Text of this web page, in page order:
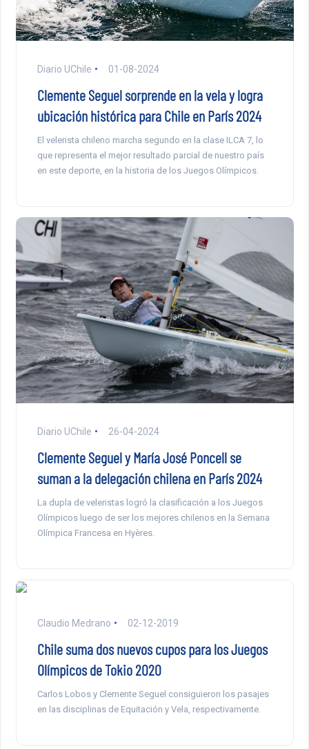
Diario UChile 01-08-2024
Clemente Seguel sorprende en la vela y logra
ubicación histórica para Chile en París 2024
El velerista chileno marcha segundo en la clase ILCA 7, lo
que representa el mejor resultado parcial de nuestro país
en este deporte, en la historia de los Juegos Olímpicos.
Diario UChile 26-04-2024
Clemente Seguel y María José Poncell se
suman a la delegación chilena en París 2024
La dupla de veleristas logró la clasificación a los Juegos
Olímpicos luego de ser los mejores chilenos en la Semana
Olímpica Francesa en Hyères.
Claudio Medrano 02-12-2019
Chile suma dos nuevos cupos para los Juegos
Olímpicos de Tokio 2020
Carlos Lobos y Clemente Seguel consiguieron los pasajes
en las disciplinas de Equitación y Vela, respectivamente.